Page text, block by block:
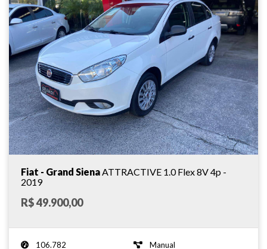
Fiat - Grand SienaATTRACTIVE 1.0 Flex 8V 4p -
2019
R$ 49.900,00
106.782
Manual